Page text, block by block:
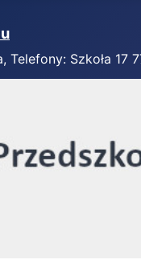
Szkoła 17